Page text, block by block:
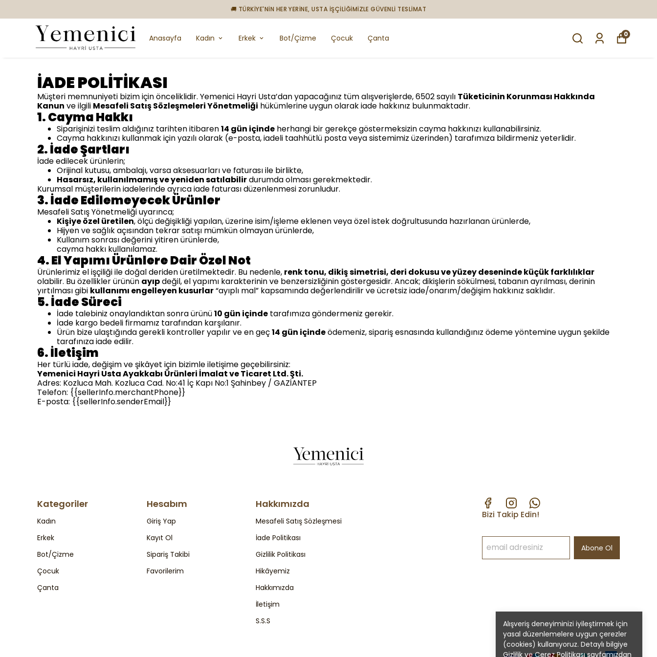
🚚 TÜRKİYE'NİN HER YERİNE, USTA İŞÇİLİĞİMİZLE GÜVENLİ TESLİMAT
Anasayfa Kadın Erkek Bot/Çizme Çocuk Çanta 0
Alışveriş deneyiminizi iyileştirmek için
yasal düzenlemelere uygun çerezler
(cookies) kullanıyoruz. Detaylı bilgiye
Gizlilik ve Çerez Politikasısayfamızdan
İADE POLİTİKASI
Müşteri memnuniyeti bizim için önceliklidir. Yemenici Hayri Usta’dan yapacağınız tüm alışverişlerde, 6502 sayılı Tüketicinin Korunması Hakkında
Kanun ve ilgili Mesafeli Satış Sözleşmeleri Yönetmeliği hükümlerine uygun olarak iade hakkınız bulunmaktadır.
1. Cayma Hakkı
Siparişinizi teslim aldığınız tarihten itibaren14 gün içinde herhangi bir gerekçe göstermeksizin cayma hakkınızı kullanabilirsiniz.
Cayma hakkınızı kullanmak için yazılı olarak (e-posta, iadeli taahhütlü posta veya sistemimiz üzerinden) tarafımıza bildirmeniz yeterlidir.
2. İade Şartları
İade edilecek ürünlerin;
Orijinal kutusu, ambalajı, varsa aksesuarları ve faturası ile birlikte,
Hasarsız, kullanılmamış ve yeniden satılabilirdurumda olması gerekmektedir.
Kurumsal müşterilerin iadelerinde ayrıca iade faturası düzenlenmesi zorunludur.
3. İade Edilemeyecek Ürünler
Mesafeli Satış Yönetmeliği uyarınca;
Kişiye özel üretilen, ölçü değişikliği yapılan, üzerine isim/işleme eklenen veya özel istek doğrultusunda hazırlanan ürünlerde,
Hijyen ve sağlık açısından tekrar satışı mümkün olmayan ürünlerde,
Kullanım sonrası değerini yitiren ürünlerde,
cayma hakkı kullanılamaz.
4. El Yapımı Ürünlere Dair Özel Not
Ürünlerimiz el işçiliği ile doğal deriden üretilmektedir. Bu nedenle, renk tonu, dikiş simetrisi, deri dokusu ve yüzey deseninde küçük farklılıklar
olabilir. Bu özellikler ürünün ayıpdeğil, el yapımı karakterinin ve benzersizliğinin göstergesidir. Ancak; dikişlerin sökülmesi, tabanın ayrılması, derinin
yırtılması gibi kullanımı engelleyen kusurlar“ayıplı mal” kapsamında değerlendirilir ve ücretsiz iade/onarım/değişim hakkınız saklıdır.
5. İade Süreci
İade talebiniz onaylandıktan sonra ürünü10 gün içinde tarafımıza göndermeniz gerekir.
İade kargo bedeli firmamız tarafından karşılanır.
Ürün bize ulaştığında gerekli kontroller yapılır ve en geç14 gün içindeödemeniz, sipariş esnasında kullandığınız ödeme yöntemine uygun şekilde
tarafınıza iade edilir.
6. İletişim
Her türlü iade, değişim ve şikâyet için bizimle iletişime geçebilirsiniz:
Yemenici Hayri Usta Ayakkabı Ürünleri İmalat ve Ticaret Ltd. Şti.
Adres: Kozluca Mah. Kozluca Cad. No:41 İç Kapı No:1 Şahinbey / GAZİANTEP
Telefon: {{sellerInfo.merchantPhone}}
E-posta: {{sellerInfo.senderEmail}}
Kategoriler
Kadın
Erkek
Bot/Çizme
Çocuk
Çanta
Hesabım
Giriş Yap
Kayıt Ol
Sipariş Takibi
Favorilerim
Hakkımızda
Mesafeli Satış Sözleşmesi
İade Politikası
Gizlilik Politikası
Hikâyemiz
Hakkımızda
İletişim
S.S.S
Bizi Takip Edin!
Abone Ol